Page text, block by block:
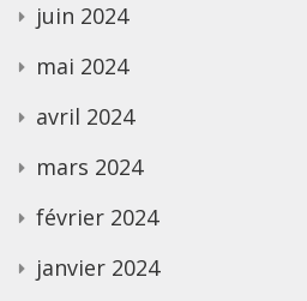
juin 2024
mai 2024
avril 2024
mars 2024
février 2024
janvier 2024